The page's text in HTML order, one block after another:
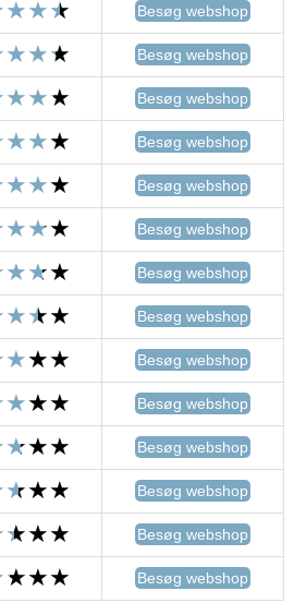
Besøg webshop
Besøg webshop
Besøg webshop
Besøg webshop
Besøg webshop
Besøg webshop
Besøg webshop
Besøg webshop
Besøg webshop
Besøg webshop
Besøg webshop
Besøg webshop
Besøg webshop
Besøg webshop